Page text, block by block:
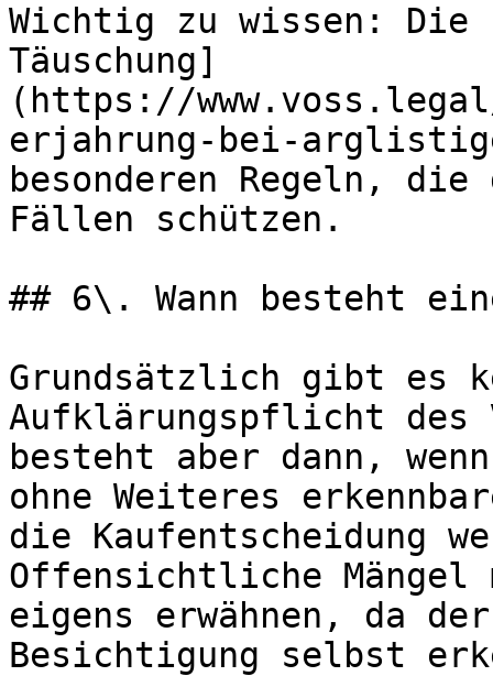
Wichtig zu wissen:
Täuschung]
(https://
erjahrung-bei-
besonderen Regeln,
Fällen schützen.
## 6\. Wann besteht
Grundsätzlich gibt es
Aufklärungspflicht des
besteht aber dann,
ohne Weiteres
die Kaufentscheidung
Offensichtliche Mängel
eigens erwähnen, da
Besichtigung selbst